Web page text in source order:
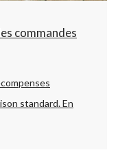
commandes
standard.En